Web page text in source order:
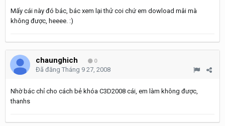
Mấy cái này đó bác, bác xem lại thử coi chứ em dowload mâi mà
không được, heeee. :)
chaunghich 0
Đã đăng Tháng 9 27, 2008
Nhờ bác chỉ cho cách bẻ khóa C3D2008 cái, em làm không được,
thanhs